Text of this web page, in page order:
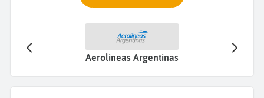
Aerolineas Argentinas